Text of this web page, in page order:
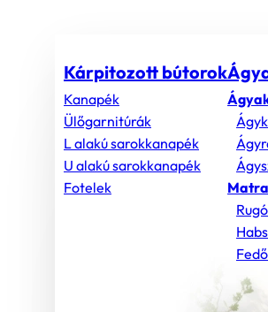
Kárpitozott bútorok
Kanapék
Ülőgarnitúrák
L alakú sarokkanapék
U alakú sarokkanapék
Fotelek